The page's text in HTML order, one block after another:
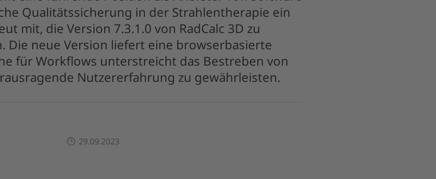
Qualitätssicherung in der Strahlentherapie ein
mit, die Version 7.3.1.0 von RadCalc 3D zu
Die neue Version liefert eine browserbasierte
für Workflows unterstreicht das Bestreben von
Nutzererfahrung zu gewährleisten.
29.09.2023